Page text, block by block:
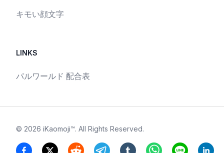
キモい顔文字
LINKS
パルワールド 配合表
© 2026 iKaomoji™. All Rights Reserved.